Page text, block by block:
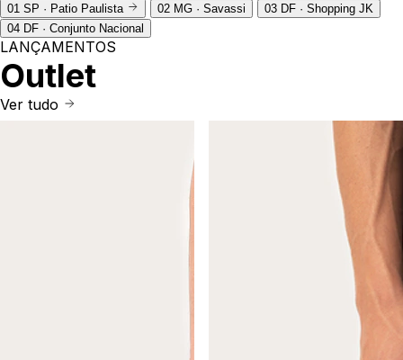
01 SP · Patio Paulista 02 MG · Savassi 03 DF · Shopping JK
04 DF · Conjunto Nacional
LANÇAMENTOS
Outlet
Ver tudo